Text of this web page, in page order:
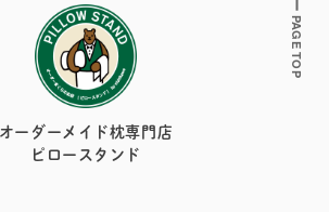
オーダーメイド枕専門店
ピロースタンド
PAGE TOP